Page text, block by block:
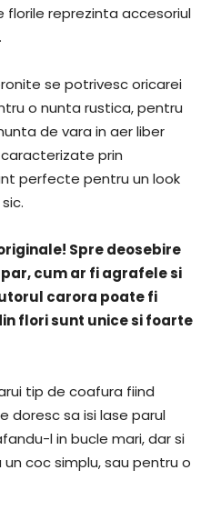
reprezinta accesoriul
se potrivesc oricarei
o nunta rustica, pentru
de vara in aer liber
prin
perfecte pentru un look
Spre deosebire
cum ar fi agrafele si
carora poate fi
flori sunt unice si foarte
tip de coafura fiind
doresc sa isi lase parul
l in bucle mari, dar si
coc simplu, sau pentru o